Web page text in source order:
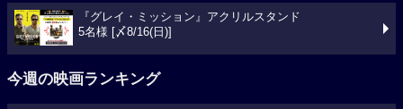
『グレイ・ミッション』アクリルスタンド
5名様 [〆8/16(日)]
今週の映画ランキング